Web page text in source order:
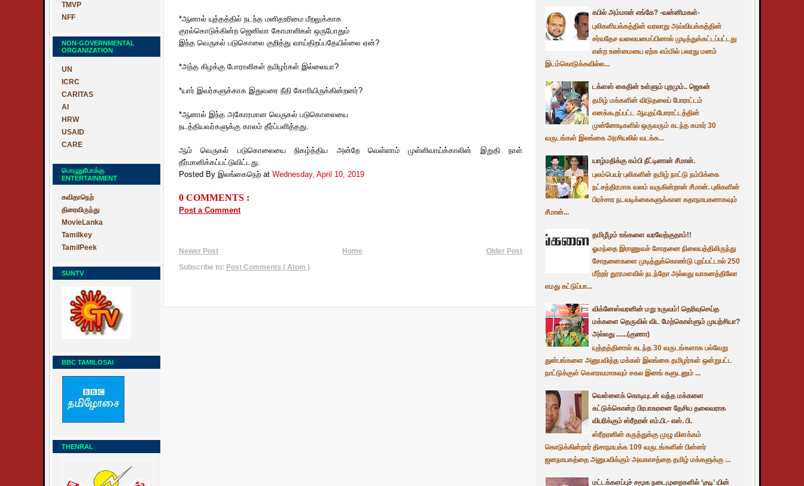
TMVP
NFF
NON-GOVERNMENTAL
ORGANIZATION
UN
ICRC
CARITAS
AI
HRW
USAID
CARE
பொழுதுபோக்கு
ENTERTAINMENT
கவிதாநெற்
திரைவிருந்து
MovieLanka
Tamilkey
TamilPeek
SUNTV
BBC TAMILOSAI
THENRAL
*ஆனால் யுத்தத்தில் நடந்த மனிதஉரிமை மீறலுக்காக
குரல்கொடுக்கின்ற ஜெனிவா கோமாளிகள் ஒருபோதும்
இந்த வெருகல் படுகொலை குறித்து வாய்திறப்பதேயில்லை ஏன்?
*அந்த கிழக்கு போராளிகள் தமிழர்கள் இல்லையா?
*யார் இவர்களுக்காக இதுவரை நீதி கோரியிருக்கின்றனர்?
*ஆனால் இந்த அகோரமான வெருகல் படுகொலையை
நடத்தியவர்களுக்கு காலம் தீர்ப்பளித்தது.
ஆம் வெருகல் படுகொலையை நிகழ்த்திய அன்றே வெள்ளாம் முள்ளிவாய்க்காலின் இறுதி நாள்
தீர்மானிக்கப்பட்டுவிட்டது.
Posted By இலங்கைநெற் at Wednesday, April 10, 2019
0 COMMENTS :
Post a Comment
Newer Post Older Post
Home
Subscribe to: Post Comments ( Atom )
கபில் அம்மான் எங்கே? -வன்னிமகள்-
புலிகளியக்கத்தின் வரலாறு அவ்வியக்கத்தின்
சர்வதேச வலையமைப்பினால் முடித்துக்கட்டப்பட்டது
என்ற உண்மையை ஏற்க எம்மில் பலரது மனம்
இடம்கொடுக்கவில்ல...
டக்ளஸ் கைதின் உள்ளும் புறமும்.. ஜெகன்
தமிழ் மக்களின் விடுதலைப் போராட்டம்
எனக்கூறப்பட்ட ஆயுதப்போராட்டத்தின்
முன்னோடிகளில் ஒருவரும் கடந்த சுமார் 30
வருடங்கள் இலங்கை அரசியலில் வடக்க...
யாழ்மதிக்கு கம்பி நீட்டினான் சீமான்.
புலம்பெயர் புலிகளின் தமிழ் நாட்டு நம்பிக்கை
நட்சத்திரமாக வலம் வருகின்றான் சீமான். புலிகளின்
பிரச்சார நடவடிக்கைகளுக்கான கதாநாயகனாகவும்
சீமான்...
தமிழீழம் உங்களை வரவேற்குதாம்!!
ஓமந்தை இராணுவச் சோதனை நிலையத்திலிருந்து
சோதனைகளை முடித்துக்கொண்டு புறப்பட்டால் 250
மீற்றர் தூரமளவில் நடந்தோ அல்லது வாகனத்திலோ
எமது கட்டுப்பா...
விக்னேஸ்வரனின் மறு உருவம்! தெரிவுசெய்த
மக்களை தெருவில் விட மேற்கொள்ளும் முயற்சியா?
அல்லது ......(குணா)
யுத்தத்தினால் கடந்த 30 வருடங்களாக பல்வேறு
துன்பங்களை அனுபவித்த மக்கள் இலங்கை தமிழர்கள் ஒன்றுபட்ட
நாட்டுக்குள் கௌரவமாகவும் சகல இனங் களுடனும் ...
வெள்ளைக் கொடியுடன் வந்த மக்களை
சுட்டுக்கொன்ற பிரபாகரனை தேசிய தலைவராக
விபரிக்கும் ஸ்ரீதரன் எம்.பி.- எஸ். பி.
ஸ்ரீதரனின் கருத்துக்கு முழு விளக்கம்
கொடுக்கின்றார் திசாநாயக்க 109 வருடங்களின் பின்னர்
ஜனநாயகத்தை அனுபவிக்கும் அவகாசத்தை தமிழ் மக்களுக்கு ...
மட்டக்களப்புச் சமூக நடைமுறைகளில் ‘குடி’ யின்